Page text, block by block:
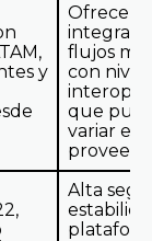
y
Ofrecen
flujos
con
que
variar
Alta